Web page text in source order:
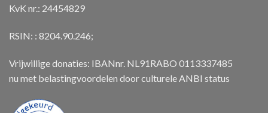
KvK nr.: 24454829
RSIN: : 8204.90.246;
Vrijwillige donaties: IBANnr. NL91RABO 0113337485
nu met belastingvoordelen door culturele ANBI status